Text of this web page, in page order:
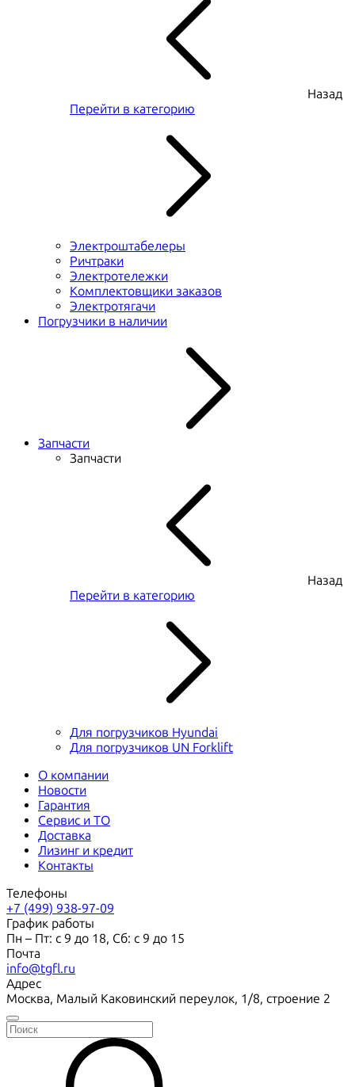
Назад
Перейти в категорию
Электроштабелеры
Ричтраки
Электротележки
Комплектовщики заказов
Электротягачи
Погрузчики в наличии
Запчасти
Запчасти
Назад
Перейти в категорию
Для погрузчиков Hyundai
Для погрузчиков UN Forklift
О компании
Новости
Гарантия
Сервис и ТО
Доставка
Лизинг и кредит
Контакты
Телефоны
+7 (499) 938-97-09
График работы
Пн – Пт: с 9 до 18, Сб: с 9 до 15
Почта
info@tgfl.ru
Адрес
Москва, Малый Каковинский переулок, 1/8, строение 2